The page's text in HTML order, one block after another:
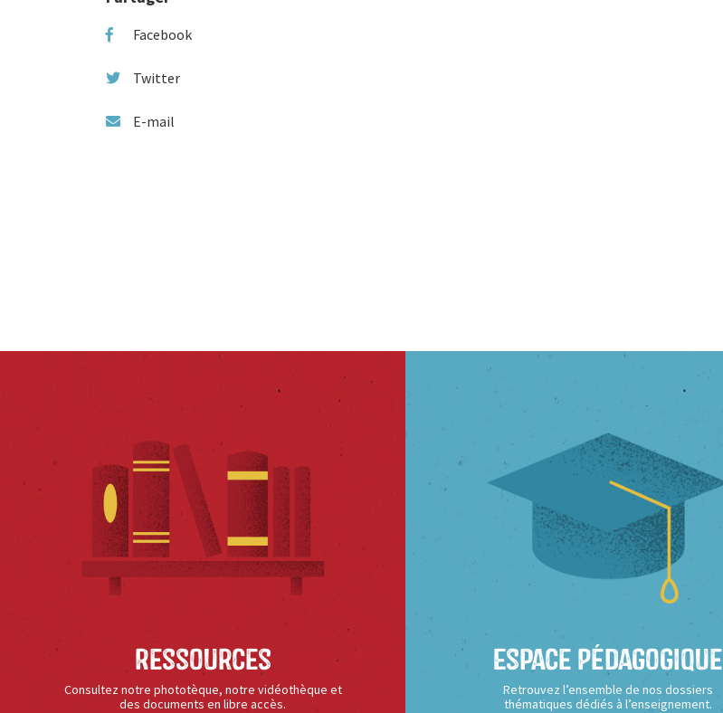
Facebook
Twitter
E-mail
Ressources
Consultez notre phototèque, notre vidéothèque et
des documents en libre accès.
Espace Pédagogique
Retrouvez l’ensemble de nos dossiers
thématiques dédiés à l’enseignement.